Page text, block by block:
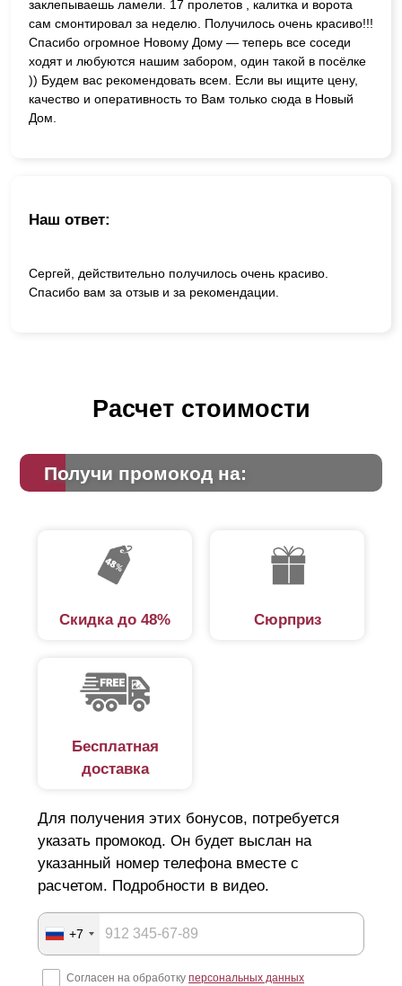
заклепываешь ламели. 17 пролетов , калитка и ворота
сам смонтировал за неделю. Получилось очень красиво!!!
Спасибо огромное Новому Дому — теперь все соседи
ходят и любуются нашим забором, один такой в посёлке
)) Будем вас рекомендовать всем. Если вы ищите цену,
качество и оперативность то Вам только сюда в Новый
Дом.
Наш ответ:
Сергей, действительно получилось очень красиво.
Спасибо вам за отзыв и за рекомендации.
Расчет стоимости
Получи промокод на:
Скидка до 48% Сюрприз
Бесплатная
доставка
Для получения этих бонусов, потребуется
указать промокод. Он будет выслан на
указанный номер телефона вместе с
расчетом. Подробности в видео.
+7
Согласен на обработку персональных данных